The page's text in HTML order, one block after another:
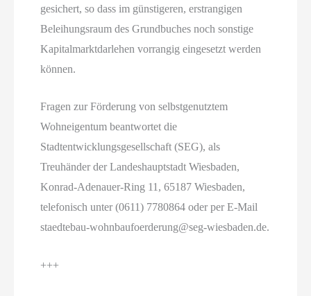
gesichert, so dass im günstigeren, erstrangigen
Beleihungsraum des Grundbuches noch sonstige
Kapitalmarktdarlehen vorrangig eingesetzt werden
können.
Fragen zur Förderung von selbstgenutztem
Wohneigentum beantwortet die
Stadtentwicklungsgesellschaft (SEG), als
Treuhänder der Landeshauptstadt Wiesbaden,
Konrad-Adenauer-Ring 11, 65187 Wiesbaden,
telefonisch unter (0611) 7780864 oder per E-Mail
staedtebau-wohnbaufoerderung@seg-wiesbaden.de.
+++